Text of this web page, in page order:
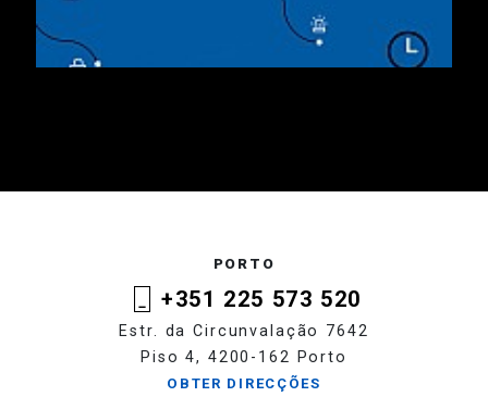
PORTO
+351 225 573 520
Estr. da Circunvalação 7642
Piso 4, 4200-162 Porto
OBTER DIRECÇÕES